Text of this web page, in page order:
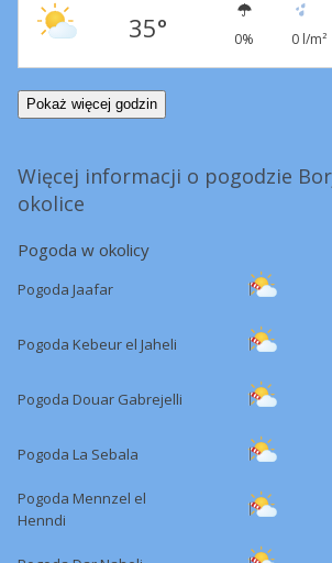
35° 0% 0 l/m²
Pokaż więcej godzin
Więcej informacji o pogodzie
okolice
Pogoda w okolicy
Pogoda Jaafar
Pogoda Kebeur el Jaheli
Pogoda Douar Gabrejelli
Pogoda La Sebala
Pogoda Mennzel el
Henndi